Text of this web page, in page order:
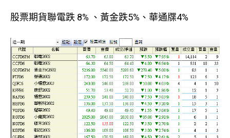
股票期貨聯電跌 8% 、黃金跌5%、華通牒4%